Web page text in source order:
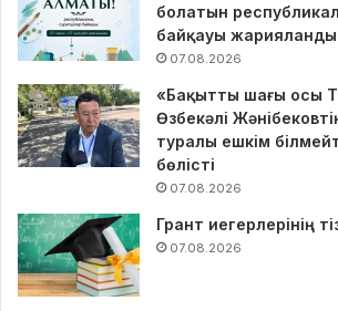
болатын
байқауы жарияланды
07.08.2026
«Бақытты шағы осы
Өзбекәлі
туралы ешкім
бөлісті
07.08.2026
Грант иегерлерінің
07.08.2026